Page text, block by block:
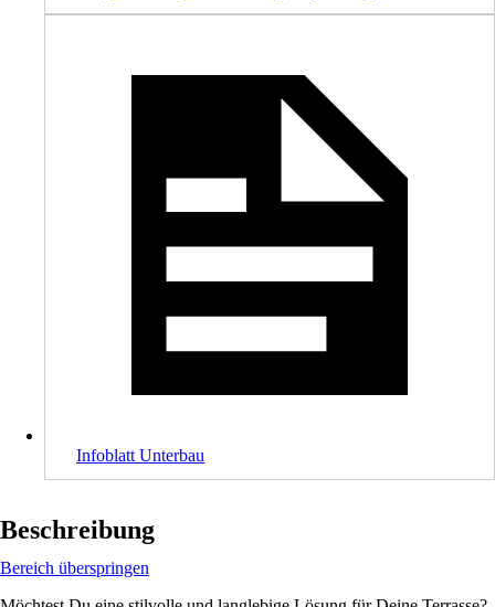
Infoblatt Unterbau
Beschreibung
Bereich überspringen